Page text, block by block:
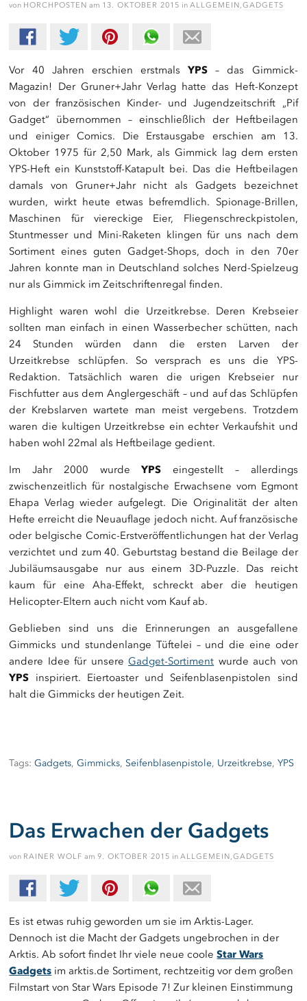
von HORCHPOSTEN am 13. OKTOBER 2015 inALLGEMEIN,GADGETS
Vor 40 Jahren erschien erstmalsYPS – das Gimmick-
Magazin! Der Gruner+Jahr Verlag hatte das Heft-Konzept
von der französischen Kinder- und Jugendzeitschrift „Pif
Gadget“ übernommen – einschließlich der Heftbeilagen
und einiger Comics. Die Erstausgabe erschien am 13.
Oktober 1975 für 2,50 Mark, als Gimmick lag dem ersten
YPS-Heft ein Kunststoff-Katapult bei. Das die Heftbeilagen
damals von Gruner+Jahr nicht als Gadgets bezeichnet
wurden, wirkt heute etwas befremdlich. Spionage-Brillen,
Maschinen für viereckige Eier, Fliegenschreckpistolen,
Stuntmesser und Mini-Raketen klingen für uns nach dem
Sortiment eines guten Gadget-Shops, doch in den 70er
Jahren konnte man in Deutschland solches Nerd-Spielzeug
nur als Gimmick im Zeitschriftenregal finden.
Highlight waren wohl die Urzeitkrebse. Deren Krebseier
sollten man einfach in einen Wasserbecher schütten, nach
24 Stunden würden dann die ersten Larven der
Urzeitkrebse schlüpfen. So versprach es uns die YPS-
Redaktion. Tatsächlich waren die urigen Krebseier nur
Fischfutter aus dem Anglergeschäft – und auf das Schlüpfen
der Krebslarven wartete man meist vergebens. Trotzdem
waren die kultigen Urzeitkrebse ein echter Verkaufshit und
haben wohl 22mal als Heftbeilage gedient.
Im Jahr 2000 wurdeYPS eingestellt – allerdings
zwischenzeitlich für nostalgische Erwachsene vom Egmont
Ehapa Verlag wieder aufgelegt. Die Originalität der alten
Hefte erreicht die Neuauflage jedoch nicht. Auf französische
oder belgische Comic-Erstveröffentlichungen hat der Verlag
verzichtet und zum 40. Geburtstag bestand die Beilage der
Jubiläumsausgabe nur aus einem 3D-Puzzle. Das reicht
kaum für eine Aha-Effekt, schreckt aber die heutigen
Helicopter-Eltern auch nicht vom Kauf ab.
Geblieben sind uns die Erinnerungen an ausgefallene
Gimmicks und stundenlange Tüftelei – und die eine oder
andere Idee für unsereGadget-Sortiment wurde auch von
YPS inspiriert. Eiertoaster und Seifenblasenpistolen sind
halt die Gimmicks der heutigen Zeit.
Tags:Gadgets,Gimmicks, Seifenblasenpistole, Urzeitkrebse,YPS
Das Erwachen der Gadgets
von RAINER WOLF am9. OKTOBER 2015 inALLGEMEIN,GADGETS
Es ist etwas ruhig geworden um sie im Arktis-Lager.
Dennoch ist die Macht der Gadgets ungebrochen in der
Arktis. Ab sofort findet Ihr viele neue cooleStar Wars
Gadgets im arktis.de Sortiment, rechtzeitig vor dem großen
Filmstart von Star Wars Episode 7! Zur kleinen Einstimmung